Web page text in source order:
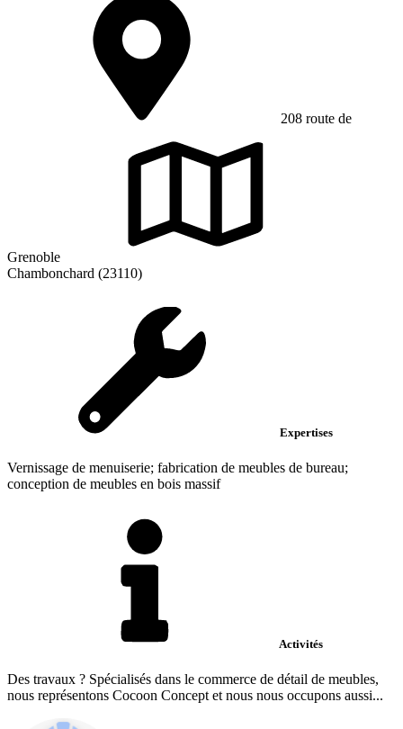
208 route de
Grenoble
Chambonchard (23110)
Expertises
Vernissage de menuiserie; fabrication de meubles de bureau;
conception de meubles en bois massif
Activités
Des travaux ? Spécialisés dans le commerce de détail de meubles,
nous représentons Cocoon Concept et nous nous occupons aussi...